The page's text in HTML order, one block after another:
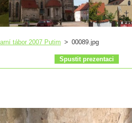
tábor 2007 Putim > 00089.jpg
Spustit prezentaci